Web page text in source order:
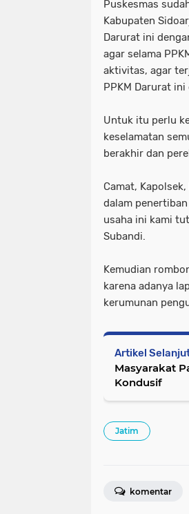
Puskesmas
Kabupaten
Darurat ini
agar selama
aktivitas, agar
PPKM Darurat
Untuk itu perlu
keselamatan
berakhir dan
Camat,
dalam
usaha ini kami
Subandi.
Kemudian
karena adanya
kerumunan
Artikel
Masyarakat
Kondusif
Jatim
komentar